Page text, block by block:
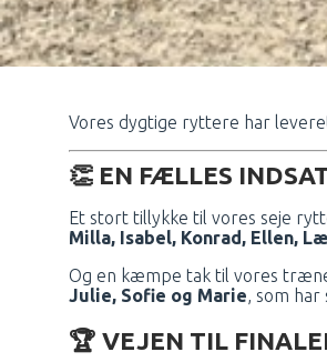
Vores dygtige ryttere har
👏 EN FÆLLES
Et stort tillykke til vores seje
Milla, Isabel, Konrad, Ellen,
Og en kæmpe tak til vores
Julie, Sofie og Marie, som
🏆 VEJEN TIL